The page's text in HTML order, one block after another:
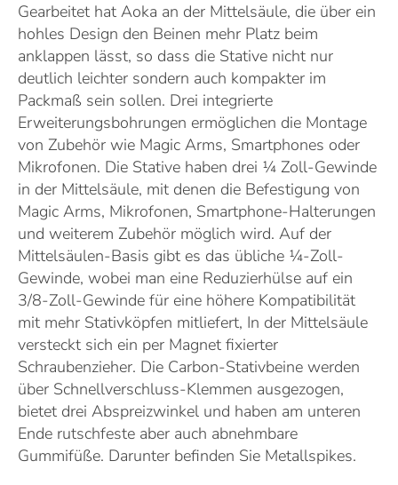
Gearbeitet hat Aoka an der Mittelsäule, die über ein
hohles Design den Beinen mehr Platz beim
anklappen lässt, so dass die Stative nicht nur
deutlich leichter sondern auch kompakter im
Packmaß sein sollen. Drei integrierte
Erweiterungsbohrungen ermöglichen die Montage
von Zubehör wie Magic Arms, Smartphones oder
Mikrofonen. Die Stative haben drei ¼ Zoll-Gewinde
in der Mittelsäule, mit denen die Befestigung von
Magic Arms, Mikrofonen, Smartphone-Halterungen
und weiterem Zubehör möglich wird. Auf der
Mittelsäulen-Basis gibt es das übliche ¼-Zoll-
Gewinde, wobei man eine Reduzierhülse auf ein
3/8-Zoll-Gewinde für eine höhere Kompatibilität
mit mehr Stativköpfen mitliefert, In der Mittelsäule
versteckt sich ein per Magnet fixierter
Schraubenzieher. Die Carbon-Stativbeine werden
über Schnellverschluss-Klemmen ausgezogen,
bietet drei Abspreizwinkel und haben am unteren
Ende rutschfeste aber auch abnehmbare
Gummifüße. Darunter befinden Sie Metallspikes.